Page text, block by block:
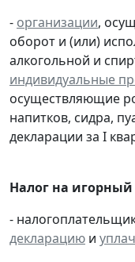
- организации,
оборот и (или)
алкогольной и
индивидуальные
осуществляющие
напитков, сидра,
декларации за I
Налог на игорный
-
декларацию и